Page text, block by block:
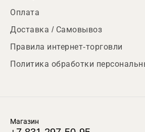
Оплата
Доставка / Самовывоз
Правила интернет-торговли
Политика обработки
Магазин